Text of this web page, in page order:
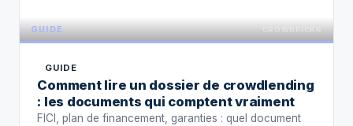
GUIDE CROWDPICKR
GUIDE
Comment lire un dossier de crowdlending
: les documents qui comptent vraiment
FICI, plan de financement, garanties : quel document